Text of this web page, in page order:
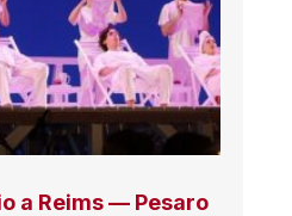
a Reims — Pesaro